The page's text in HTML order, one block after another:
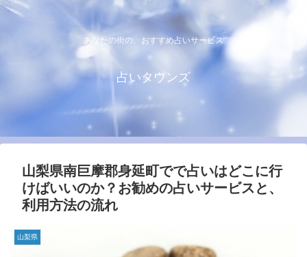
あなたの街の、おすすめ占いサービス
占いタウンズ
山梨県南巨摩郡身延町でで占いはどこに行
けばいいのか？お勧めの占いサービスと、
利用方法の流れ
山梨県